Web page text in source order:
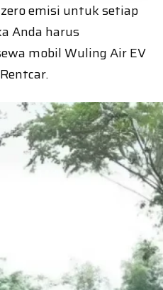
emisi untuk setiap
Anda harus
mobil Wuling Air EV